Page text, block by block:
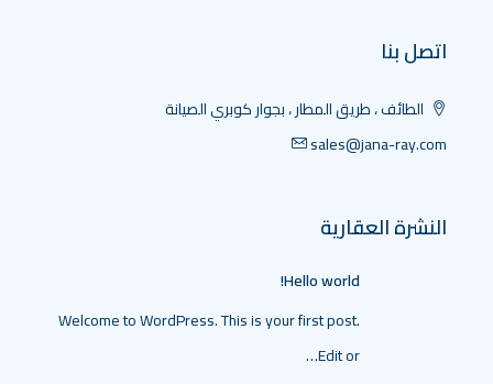
اتصل بنا
الطائف ، طريق المطار ، بجوار كوبري الصيانة
sales@jana-ray.com
النشرة العقارية
Hello world!
Welcome to WordPress. This is your first post.
Edit or…